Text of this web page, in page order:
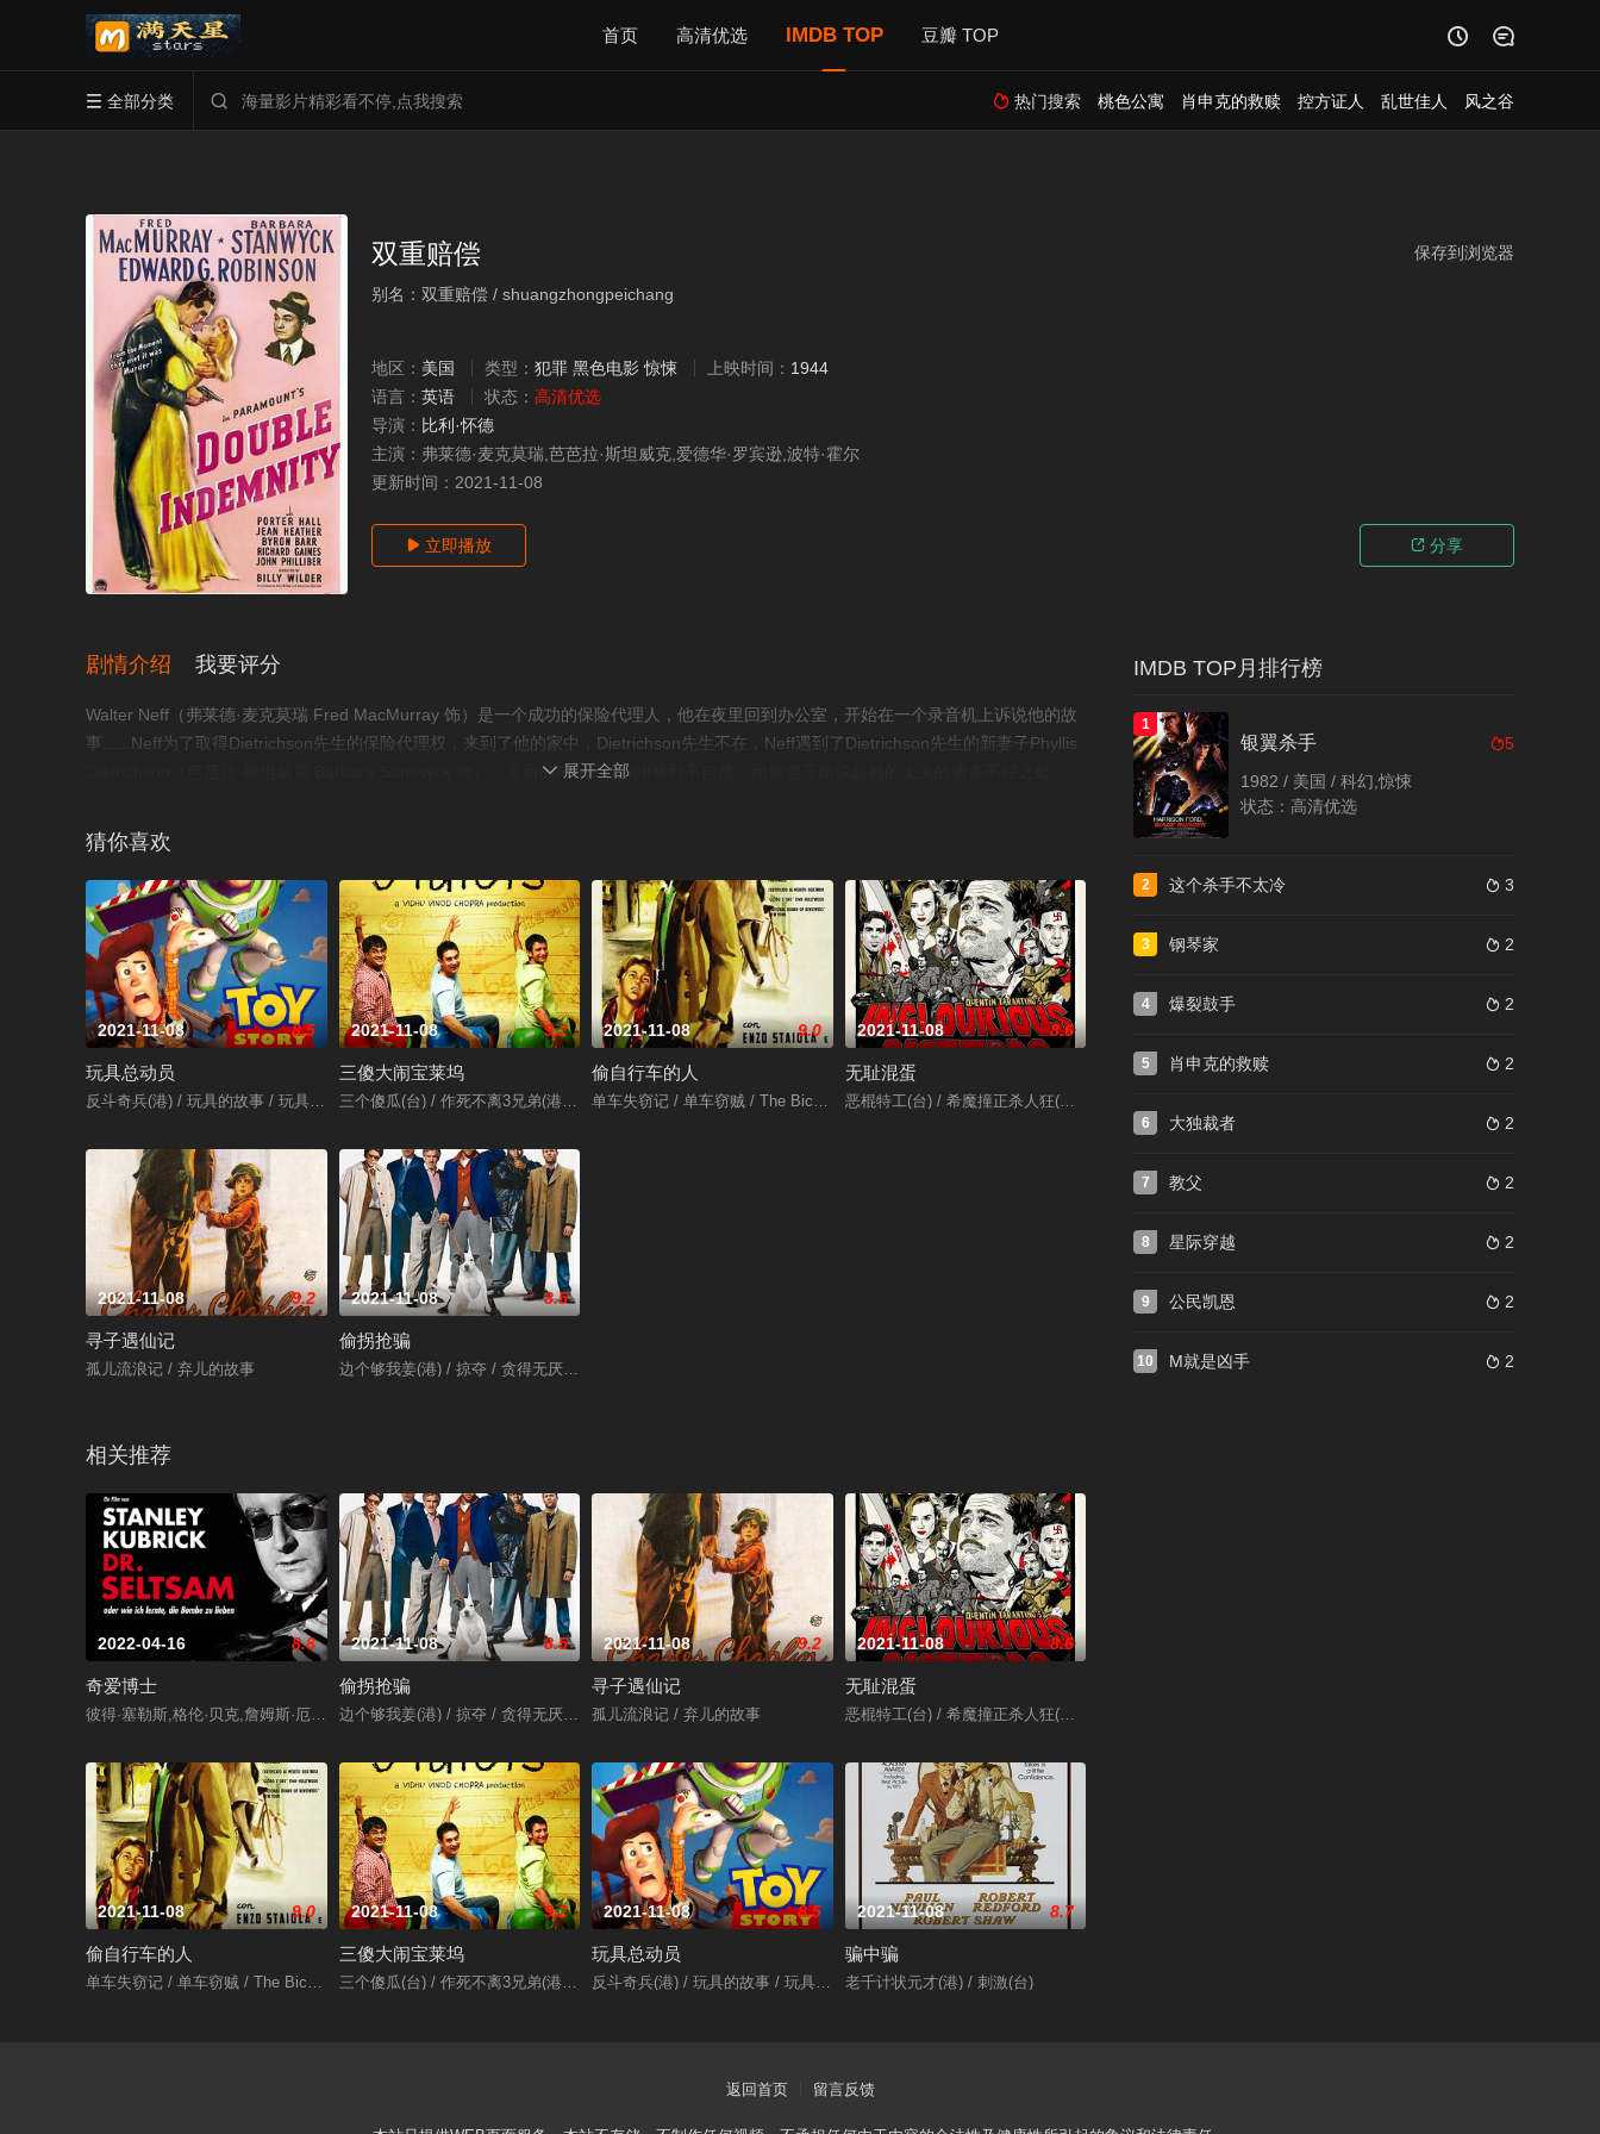
首页 高清优选 IMDB TOP 豆瓣 TOP  
 全部分类   热门搜索 桃色公寓 肖申克的救赎 控方证人 乱世佳人 风之谷
保存到浏览器
双重赔偿
别名：双重赔偿 / shuangzhongpeichang
地区： 美国 类型： 犯罪 黑色电影 惊悚 上映时间： 1944
语言： 英语 状态： 高清优选
导演： 比利·怀德
主演： 弗莱德·麦克莫瑞,芭芭拉·斯坦威克,爱德华·罗宾逊,波特·霍尔
更新时间： 2021-11-08
 立即播放  分享
剧情介绍 我要评分
Walter Neff（弗莱德·麦克莫瑞 Fred MacMurray 饰）是一个成功的保险代理人，他在夜里回到办公室，开始在一个录音机上诉说他的故
事......Neff为了取得Dietrichson先生的保险代理权，来到了他的家中，Dietrichson先生不在，Neff遇到了Dietrichson先生的新妻子Phyllis
Dietrichson（芭芭拉·斯坦威克 Barbara Stanwyck 饰）。美丽的Phyllis让Neff感到不自然，而她也开始说起她的丈夫的诸多不好之处。在
假象，以骗取“双重保险”。一切进行的非常顺利，Dietrichson先生死掉了，Neff和Phyllis两人的爱情和金钱似乎都有了保障。然而，Neff
的好友保险调查员Barton Keyes （爱德华·罗宾逊 Edward G. Robinson 饰）却觉得事有蹊跷，开始调查整个事件......本片改编自James
M. Cain于1943年出版的同名小说，由导演比利·怀尔德和侦探小说作家雷蒙德·钱德勒共同编剧，获第17届奥斯卡最佳影片等7项提名。©
豆瓣
 展开全部
猜你喜欢
2021-11-08 8.5
玩具总动员
反斗奇兵(港) / 玩具的故事 / 玩具总动员
2021-11-08 9.2
三傻大闹宝莱坞
三个傻瓜(台) / 作死不离3兄弟(港) / 三个白痴 / 三个傻蛋 / 三个呆瓜 / 三生万悟 / 寻找兰彻 / Three Idiots
2021-11-08 9.0
偷自行车的人
单车失窃记 / 单车窃贼 / The Bicycle Thieves
2021-11-08 8.6
无耻混蛋
恶棍特工(台) / 希魔撞正杀人狂(港) / 无良杂种 / 无良杂军 / 戴罪立功 / 无良杂牌军 / 混蛋野战队
2021-11-08 9.2
寻子遇仙记
孤儿流浪记 / 弃儿的故事
2021-11-08 8.5
偷拐抢骗
边个够我姜(港) / 掠夺 / 贪得无厌 / 偷蒙拐骗
相关推荐
2022-04-16 8.8
奇爱博士
彼得·塞勒斯,格伦·贝克,詹姆斯·厄尔·琼斯,乔治·C·斯科特,谢恩·里默,彼得·布尔,特蕾西·里德,斯利姆·佩金斯,斯特林·海登
2021-11-08 8.5
偷拐抢骗
边个够我姜(港) / 掠夺 / 贪得无厌 / 偷蒙拐骗
2021-11-08 9.2
寻子遇仙记
孤儿流浪记 / 弃儿的故事
2021-11-08 8.6
无耻混蛋
恶棍特工(台) / 希魔撞正杀人狂(港) / 无良杂种 / 无良杂军 / 戴罪立功 / 无良杂牌军 / 混蛋野战队
2021-11-08 9.0
偷自行车的人
单车失窃记 / 单车窃贼 / The Bicycle Thieves
2021-11-08 9.2
三傻大闹宝莱坞
三个傻瓜(台) / 作死不离3兄弟(港) / 三个白痴 / 三个傻蛋 / 三个呆瓜 / 三生万悟 / 寻找兰彻 / Three Idiots
2021-11-08 8.5
玩具总动员
反斗奇兵(港) / 玩具的故事 / 玩具总动员
2021-11-08 8.7
骗中骗
老千计状元才(港) / 刺激(台)
IMDB TOP月排行榜
1
5
银翼杀手
1982 / 美国 / 科幻,惊悚
状态：高清优选
2  3
这个杀手不太冷
3  2
钢琴家
4  2
爆裂鼓手
5  2
肖申克的救赎
6  2
大独裁者
7  2
教父
8  2
星际穿越
9  2
公民凯恩
10  2
M就是凶手
返回首页 留言反馈